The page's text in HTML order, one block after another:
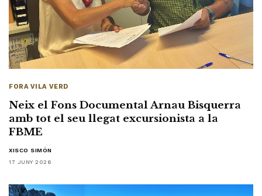
FORA VILA VERD
Neix el Fons Documental Arnau Bisquerra
amb tot el seu llegat excursionista a la
FBME
XISCO SIMÓN
17 JUNY 2026